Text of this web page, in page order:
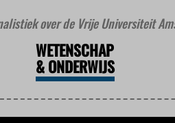
over de Vrije Universiteit
WETENSCHAP
&ONDERWIJS